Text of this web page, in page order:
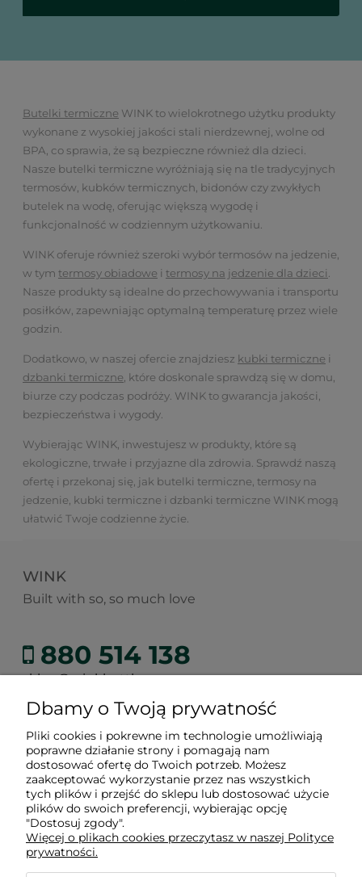
Butelki termiczne WINK to wielokrotnego użytku produkty
wykonane z wysokiej jakości stali nierdzewnej, wolne od
BPA, co sprawia, że są bezpieczne również dla dzieci.
Nasze butelki termiczne wyróżniają się na tle tradycyjnych
termosów, kubków termicznych, bidonów czy zwykłych
butelek na wodę, oferując większą wygodę i
funkcjonalność w codziennym użytkowaniu.
WINK oferuje również szeroki wybór termosów na jedzenie,
w tym termosy obiadowe i termosy na jedzenie dla dzieci
Nasze produkty są idealne do przechowywania i transportu
posiłków, zapewniając optymalną temperaturę przez wiele
godzin.
Dodatkowo, w naszej ofercie znajdziesz kubki termiczne i
dzbanki termiczne , które doskonale sprawdzą się w domu,
biurze czy podczas podróży. WINK to gwarancja jakości,
bezpieczeństwa i wygody.
Wybierając WINK, inwestujesz w produkty, które są
ekologiczne, trwałe i przyjazne dla zdrowia. Sprawdź naszą
ofertę i przekonaj się, jak butelki termiczne, termosy na
jedzenie, kubki termiczne i dzbanki termiczne WINK mogą
ułatwić Twoje codzienne życie.
WINK
Built with so, so much love
880 514 138
sklep@winkbottle.com
Zakupy
Informacje
O nas
Dbamy o Twoją prywatność
Pliki cookies i pokrewne im technologie umożliwiają
poprawne działanie strony i pomagają nam
dostosować ofertę do Twoich potrzeb. Możesz
zaakceptować wykorzystanie przez nas wszystkich
tych plików i przejść do sklepu lub dostosować użycie
plików do swoich preferencji, wybierając opcję
"Dostosuj zgody".
Więcej o plikach cookies przeczytasz w naszej Polityce
prywatności.